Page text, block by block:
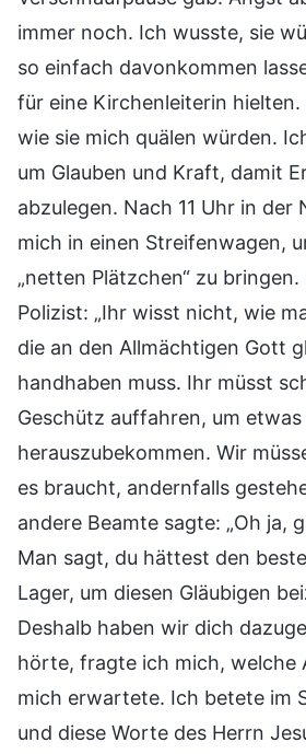
immer noch. Ich wusste, sie
so einfach davonkommen
für eine Kirchenleiterin
wie sie mich quälen würden.
um Glauben und Kraft, damit
abzulegen. Nach 11 Uhr in der
mich in einen Streifenwagen,
„netten Plätzchen“ zu
Polizist: „Ihr wisst nicht, wie
die an den Allmächtigen Gott
handhaben muss. Ihr müsst
Geschütz auffahren, um etwas
herauszubekommen. Wir
es braucht, andernfalls
andere Beamte sagte: „Oh ja,
Man sagt, du hättest den
Lager, um diesen Gläubigen
Deshalb haben wir dich
hörte, fragte ich mich, welche
mich erwartete. Ich betete im
und diese Worte des Herrn